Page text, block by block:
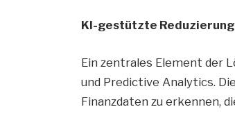
KI-gestützte
Ein zentrales Element der
und Predictive Analytics.
Finanzdaten zu erkennen,